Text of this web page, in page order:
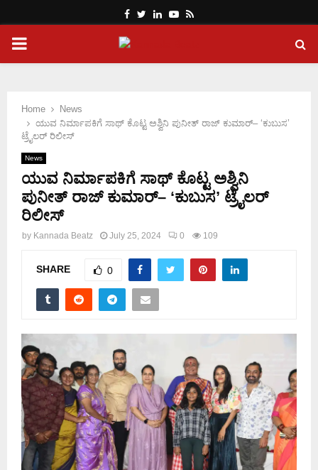
Facebook
Twitter
LinkedinYoutube
Rss
PRIMARY
Home
News
ಯುವ ನಿರ್ಮಾಪಕಿಗೆ ಸಾಥ್ ಕೊಟ್ಟ ಅಶ್ವಿನಿ ಪುನೀತ್ ರಾಜ್ ಕುಮಾರ್– ‘ಕುಬುಸ’
ಟ್ರೈಲರ್ ರಿಲೀಸ್
News
ಯುವ ನಿರ್ಮಾಪಕಿಗೆ ಸಾಥ್ ಕೊಟ್ಟ ಅಶ್ವಿನಿ
ಪುನೀತ್ ರಾಜ್ ಕುಮಾರ್– ‘ಕುಬುಸ’ ಟ್ರೈಲರ್
ರಿಲೀಸ್
by Kannada Beatz July 25, 2024 0 109
SHARE 0